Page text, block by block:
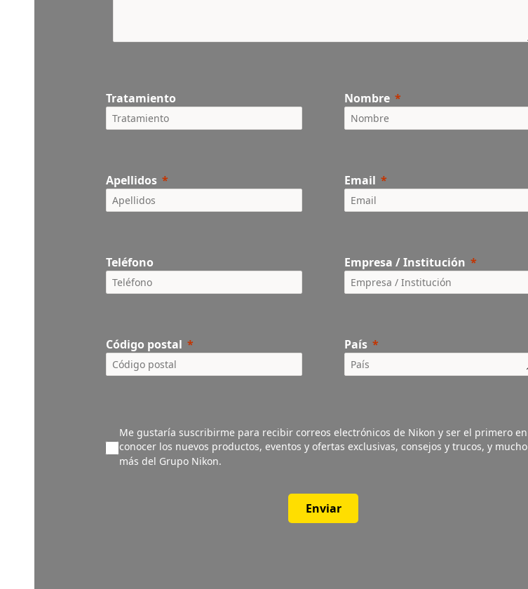
Tratamiento Nombre
Apellidos Email
Teléfono Empresa / Institución
Código postal País
Me gustaría suscribirme para recibir correos electrónicos de Nikon y ser el primero en
conocer los nuevos productos, eventos y ofertas exclusivas, consejos y trucos, y mucho
más del Grupo Nikon.
Enviar